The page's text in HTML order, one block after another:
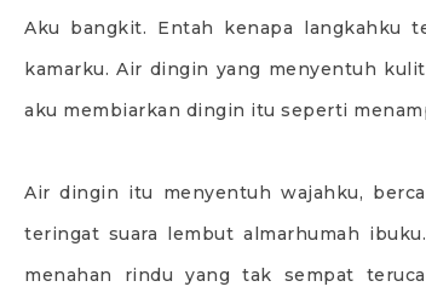
Aku bangkit. Entah kenapa langkahku
kamarku. Air dingin yang menyentuh
aku membiarkan dingin itu seperti
Air dingin itu menyentuh wajahku,
teringat suara lembut almarhumah
menahan rindu yang tak sempat